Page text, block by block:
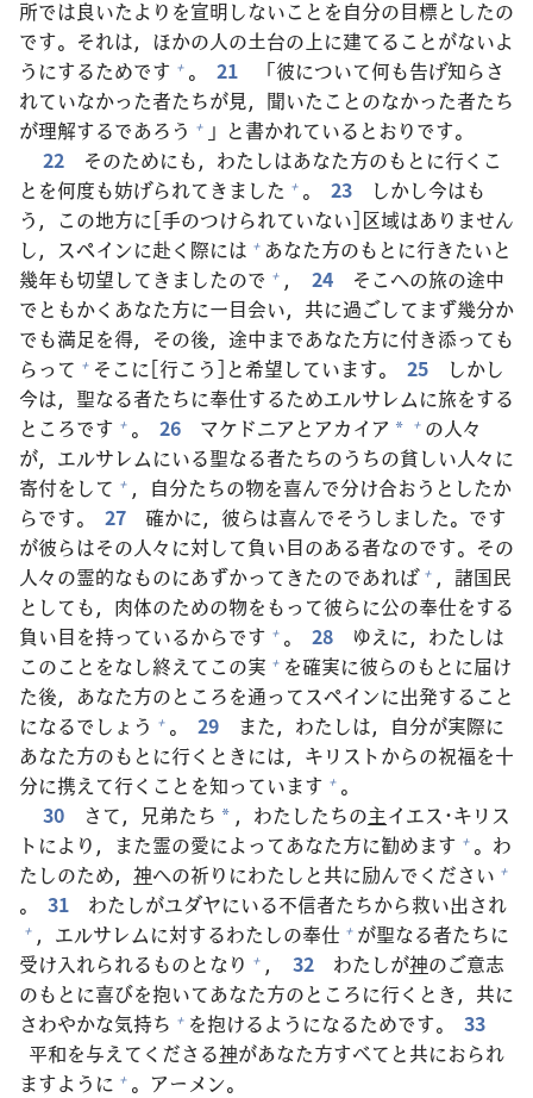
所では良いたよりを宣明しないことを自分の目標としたの
です。それは，ほかの人の土台の 上に建てることがないよ
うにするためです + 。 21 「彼について何も告げ知らさ
れていなかった者たちが見， 聞いたことのなかった者たち
が理解するであろう + 」と書かれているとおりです。
22
そのためにも，わたしはあなた方のもとに行くこ
とを何度も妨げられてきました + 。 23 しかし今はも
う，この地方に[手のつけられていない]区域はありません
し，スペインに赴く 際には + あなた方のもとに行きたいと
幾年も切望してきましたので + ， 24 そこへの旅の途中
でともかくあなた方に一目会い， 共に過ごしてまず幾分か
でも満足を得，その後， 途中まであなた方に付き添っても
らって + そこに[行こう]と希望しています。 25
しかし
今は， 聖なる者たちに奉仕するためエルサレムに旅をする
ところです + 。 26 マケドニアとアカイア * + の人々
が，エルサレムにいる聖なる者たちのうちの貧しい人々 に
寄付をして + ， 自分たちの物を喜んで分け合おうとしたか
らです。
27 確かに， 彼らは喜んでそうしました。です
が彼らはその人々 に対して負い目のある者なのです。その
人々の霊的なものにあずかってきたのであれば + ， 諸国民
としても， 肉体のための物をもって彼らに公の奉仕をする
負い目を持っているからです + 。 28
ゆえに，わたしは
このことをなし終えてこの実 + を確実に彼らのもとに届け
た後，あなた方のところを通ってスペインに出発すること
になるでしょう + 。 29 また，わたしは， 自分が実際に
あなた方のもとに行くときには，キリストからの祝福を十
分に携えて行くことを知っています + 。
30
さて， 兄弟たち * ，わたしたちの主イエス･キリス
トにより，また霊の愛によってあなた方に勧めます + 。わ
たしのため， 神への祈りにわたしと共に励んでください +
。 31 わたしがユダヤにいる不信者たちから救い出され
+ ，エルサレムに対するわたしの奉仕 + が聖なる者たちに
受け入れられるものとなり + ， 32 わたしが神のご意志
のもとに喜びを抱いてあなた方のところに行くとき， 共に
さわやかな気持ち + を抱けるようになるためです。
33
平和を与えてくださる神があなた方すべてと共におられ
ますように + 。アーメン。